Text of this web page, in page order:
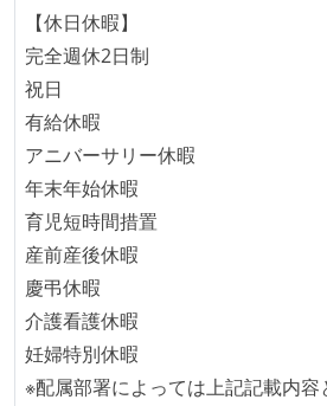
く相対ポイントを用い、極力複
形で行っている
継続的なデプロイ（デリバリー
ワークフローの整備
全てのコードをバージョン管理
各メンバーが実装したコードの
ベースで行われる
自動（＝システム化され、1コ
ビルド、自動デプロイ環境が整
コードによるインフラ構成管理
Code）の環境が整備されている
【休日休暇】
完全週休2日制
祝日
有給休暇
アニバーサリー休暇
年末年始休暇
育児短時間措置
産前産後休暇
慶弔休暇
介護看護休暇
妊婦特別休暇
※配属部署によっては上記記載内